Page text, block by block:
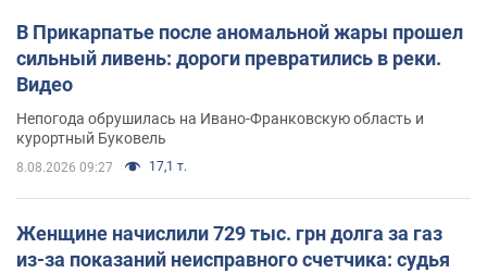
В Прикарпатье после аномальной жары прошел
сильный ливень: дороги превратились в реки.
Видео
Непогода обрушилась на Ивано-Франковскую область и
курортный Буковель
8.08.2026 09:27 17,1 т.
Женщине начислили 729 тыс. грн долга за газ
из-за показаний неисправного счетчика: судья